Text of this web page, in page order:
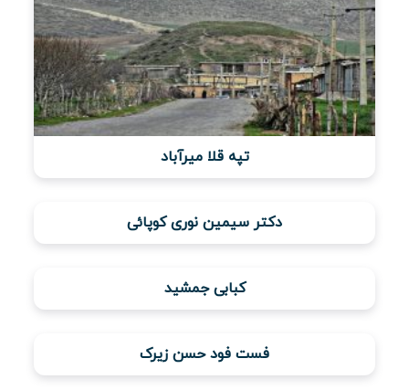
تپه قلا میرآباد
دکتر سیمین نوری کوپائی
کبابی جمشید
فست فود حسن زیرک